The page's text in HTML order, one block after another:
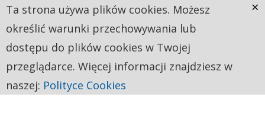
Ta strona używa plików cookies. Możesz
określić warunki przechowywania lub
dostępu do plików cookies w Twojej
przeglądarce. Więcej informacji znajdziesz w
naszej: Polityce Cookies
×